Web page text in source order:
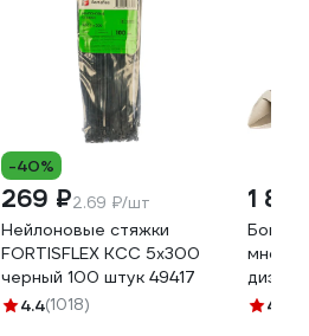
-40%
269 ₽2.69 ₽/шт
Нейлоновые стяжки
FORTISFLEX КСС 5х300
черный 100 штук 49417
4.4(1018)
1
4.9